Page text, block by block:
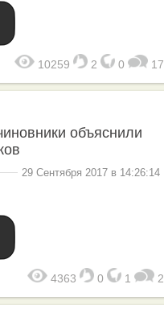
10259 2 0 17
объяснили
29 Сентября 2017 в 14:26:14
4363 0 1 2